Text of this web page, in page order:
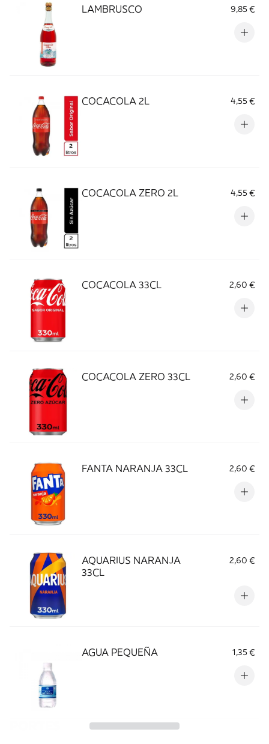
LAMBRUSCO 9,85 €
COCACOLA 2L 4,55 €
COCACOLA ZERO 2L 4,55 €
COCACOLA 33CL 2,60 €
COCACOLA ZERO 33CL 2,60 €
FANTA NARANJA 33CL 2,60 €
AQUARIUS NARANJA
33CL
2,60 €
AGUA PEQUEÑA 1,35 €